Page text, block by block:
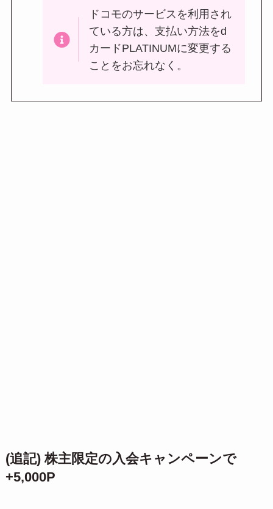
ドコモのサービスを利用され
ている方は、支払い方法をd
カードPLATINUMに変更する
ことをお忘れなく。
(追記) 株主限定の入会キャンペーンで
+5,000P